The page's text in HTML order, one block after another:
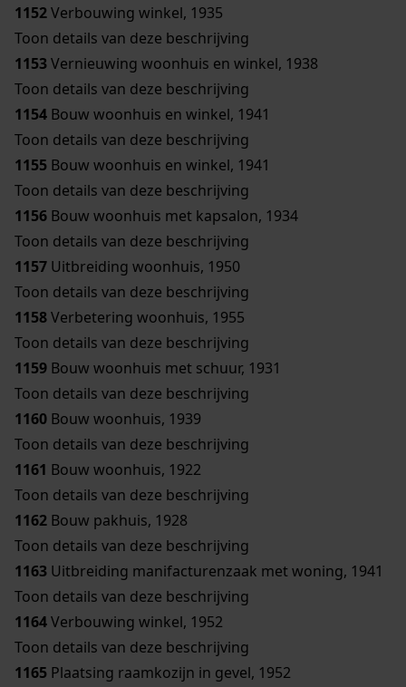
1152Verbouwing winkel, 1935
Toon details van deze beschrijving
1153Vernieuwing woonhuis en winkel, 1938
Toon details van deze beschrijving
1154 Bouw woonhuis en winkel, 1941
Toon details van deze beschrijving
1155 Bouw woonhuis en winkel, 1941
Toon details van deze beschrijving
1156 Bouw woonhuis met kapsalon, 1934
Toon details van deze beschrijving
1157 Uitbreiding woonhuis, 1950
Toon details van deze beschrijving
1158Verbetering woonhuis, 1955
Toon details van deze beschrijving
1159 Bouw woonhuis met schuur, 1931
Toon details van deze beschrijving
1160 Bouw woonhuis, 1939
Toon details van deze beschrijving
1161 Bouw woonhuis, 1922
Toon details van deze beschrijving
1162 Bouw pakhuis, 1928
Toon details van deze beschrijving
1163 Uitbreiding manifacturenzaak met woning, 1941
Toon details van deze beschrijving
1164Verbouwing winkel, 1952
Toon details van deze beschrijving
1165 Plaatsing raamkozijn in gevel, 1952